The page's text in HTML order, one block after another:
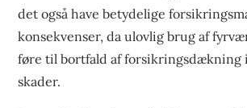
det også have betydelige
konsekvenser, da ulovlig brug af
føre til bortfald af forsikringsdækning
skader.